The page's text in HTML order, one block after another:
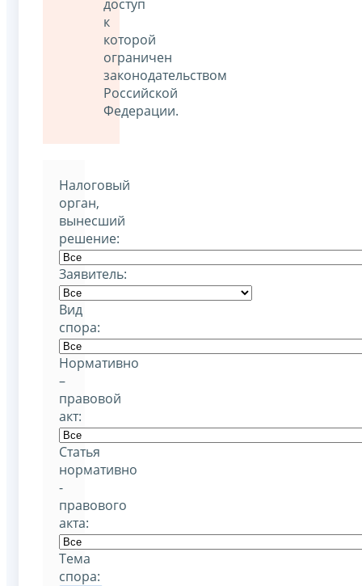
доступ
к
которой
ограничен
законодательством
Российской
Федерации.
Налоговый
орган,
вынесший
решение:
Заявитель:
Вид
спора:
Нормативно
–
правовой
акт:
Статья
нормативно
-
правового
акта:
Тема
спора: